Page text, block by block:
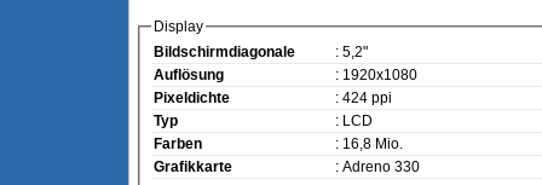
Display
Bildschirmdiagonale
: 5,2"
Auflösung
: 1920x1080
Pixeldichte
: 424 ppi
Typ
: LCD
Farben
: 16,8 Mio.
Grafikkarte
: Adreno 330